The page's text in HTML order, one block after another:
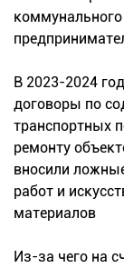
В 2023-2024
договоры по
транспортных
ремонту
вносили
работ и
материалов
Из-за чего на